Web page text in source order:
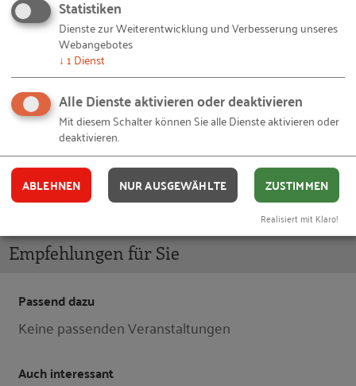
Zielgruppe
Unterstützer von Gründungen und
Startups
DIE VERANSTALTUNG LIEGT IN DER VERGANGENHEIT
Empfehlungen für Sie
Passend dazu
Keine passenden Veranstaltungen
Auch interessant
Statistiken
Dienste zur Weiterentwicklung und Verbesserung unseres
Webangebotes
↓ 1 Dienst
Alle Dienste aktivieren oder deaktivieren
Mit diesem Schalter können Sie alle Dienste aktivieren oder
deaktivieren.
ABLEHNEN NUR AUSGEWÄHLTE ZUSTIMMEN
Realisiert mit Klaro!